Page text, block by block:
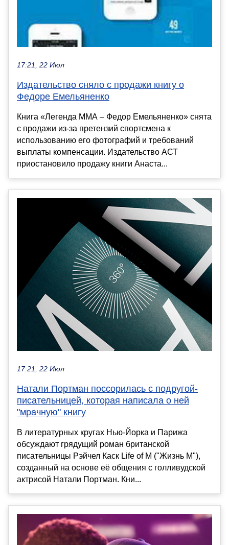
17:21, 22 Июл
Издательство сняло с продажи книгу о
Федоре Емельяненко
Книга «Легенда ММА – Федор Емельяненко» снята
с продажи из-за претензий спортсмена к
использованию его фотографий и требований
выплаты компенсации. Издательство АСТ
приостановило продажу книги Анаста...
17:21, 22 Июл
Натали Портман поссорилась с подругой-
писательницей, которая написала о ней
"мрачную" книгу
В литературных кругах Нью-Йорка и Парижа
обсуждают грядущий роман британской
писательницы Рэйчел Каск Life of M ("Жизнь М"),
созданный на основе её общения с голливудской
актрисой Натали Портман. Кни...